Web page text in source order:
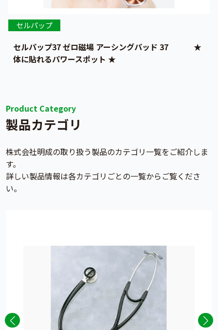
セルパップ
セルパップ37 ゼロ磁場 アーシングパッド 37 ★
体に貼れるパワースポット ★
Product Category
製品カテゴリ
株式会社明成の取り扱う製品のカテゴリ一覧をご紹介しま
す。
詳しい製品情報は各カテゴリごとの一覧からご覧くださ
い。